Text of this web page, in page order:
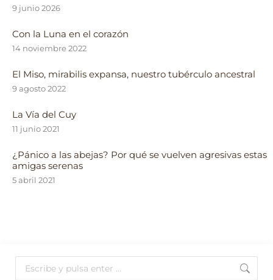
9 junio 2026
Con la Luna en el corazón
14 noviembre 2022
El Miso, mirabilis expansa, nuestro tubérculo ancestral
9 agosto 2022
La Vía del Cuy
11 junio 2021
¿Pánico a las abejas? Por qué se vuelven agresivas estas
amigas serenas
5 abril 2021
Buscar: